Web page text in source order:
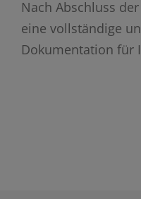
Nach Abschluss
eine vollständige
Dokumentation für